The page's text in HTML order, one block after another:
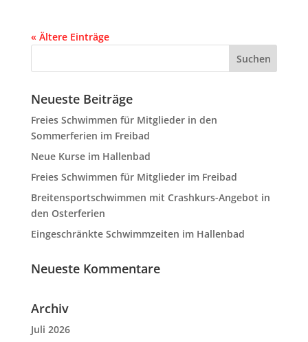
« Ältere Einträge
Neueste Beiträge
Freies Schwimmen für Mitglieder in den
Sommerferien im Freibad
Neue Kurse im Hallenbad
Freies Schwimmen für Mitglieder im Freibad
Breitensportschwimmen mit Crashkurs-Angebot in
den Osterferien
Eingeschränkte Schwimmzeiten im Hallenbad
Neueste Kommentare
Archiv
Juli 2026